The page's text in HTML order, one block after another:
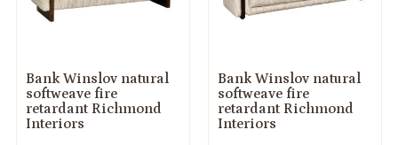
Bank Winslov natural
softweave fire
retardant Richmond
Interiors
Bank Winslov natural
softweave fire
retardant Richmond
Interiors